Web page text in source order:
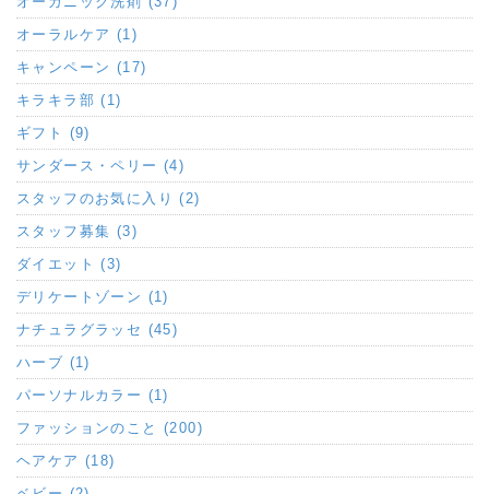
オーラルケア (1)
キャンペーン (17)
キラキラ部 (1)
ギフト (9)
サンダース・ペリー (4)
スタッフのお気に入り (2)
スタッフ募集 (3)
ダイエット (3)
デリケートゾーン (1)
ナチュラグラッセ (45)
ハーブ (1)
パーソナルカラー (1)
ファッションのこと (200)
ヘアケア (18)